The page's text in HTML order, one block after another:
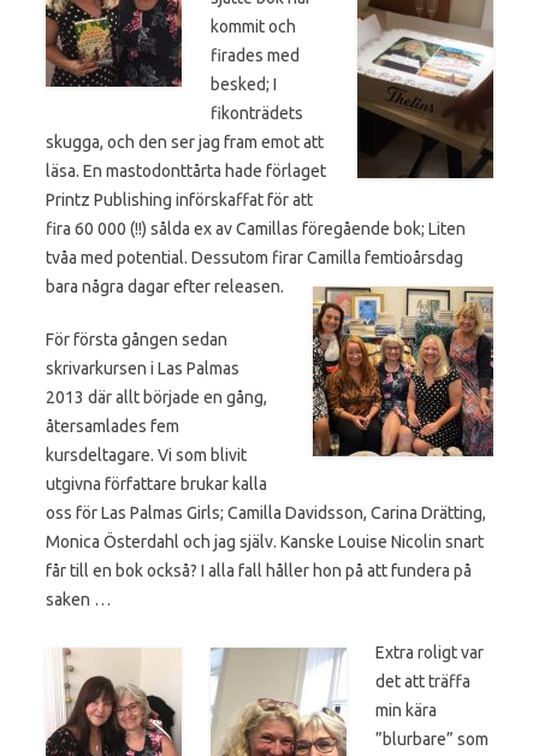
kommit och
firades med
besked; I
fikonträdets
skugga, och den ser jag fram emot att
läsa. En mastodonttårta hade förlaget
Printz Publishing införskaffat för att
fira 60 000 (!!) sålda ex av Camillas föregående bok; Liten
tvåa med potential. Dessutom firar Camilla femtioårsdag
bara några dagar efter releasen.
För första gången sedan
skrivarkursen i Las Palmas
2013 där allt började en gång,
återsamlades fem
kursdeltagare. Vi som blivit
utgivna författare brukar kalla
oss för Las Palmas Girls; Camilla Davidsson, Carina Drätting,
Monica Österdahl och jag själv. Kanske Louise Nicolin snart
får till en bok också? I alla fall håller hon på att fundera på
saken …
Extra roligt var
det att träffa
min kära
”blurbare” som